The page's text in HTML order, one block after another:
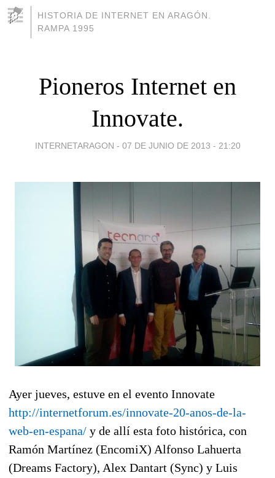
HISTORIA DE INTERNET EN ARAGÓN.
RAMPA 1995
Pioneros Internet en
Innovate.
INTERNETARAGON - 07 DE JUNIO DE 2013 - 21:20
Ayer jueves, estuve en el evento Innovate
http://internetforum.es/innovate-20-anos-de-la-
web-en-espana/ y de allí esta foto histórica, con
Ramón Martínez (EncomiX) Alfonso Lahuerta
(Dreams Factory), Alex Dantart (Sync) y Luis